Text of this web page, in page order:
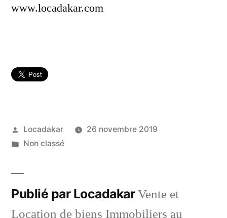
www.locadakar.com
Publié
par
Locadakar
26 novembre 2019
Publié
Non classé
Publié par LocadakarVente et
Location de biens Immobiliers au